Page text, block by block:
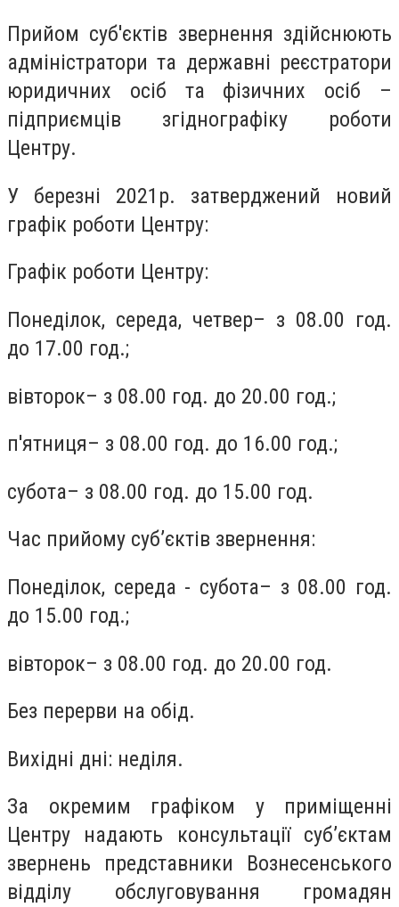
Прийом суб'єктів звернення здійснюють
адміністратори та державні реєстратори
юридичних осіб та фізичних осіб –
підприємців згіднографіку роботи
Центру.
У березні 2021р. затверджений новий
графік роботи Центру:
Графік роботи Центру:
Понеділок, середа, четвер– з 08.00 год.
до 17.00 год.;
вівторок– з 08.00 год. до 20.00 год.;
п'ятниця– з 08.00 год. до 16.00 год.;
субота– з 08.00 год. до 15.00 год.
Час прийому суб’єктів звернення:
Понеділок, середа - субота– з 08.00 год.
до 15.00 год.;
вівторок– з 08.00 год. до 20.00 год.
Без перерви на обід.
Вихідні дні: неділя.
За окремим графіком у приміщенні
Центру надають консультації суб’єктам
звернень представники Вознесенського
відділу обслуговування громадян